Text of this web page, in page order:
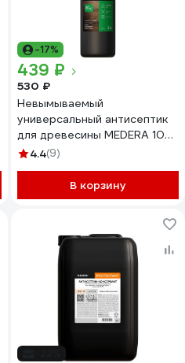
-17%
439 ₽
530 ₽
Невымываемый
универсальный антисептик
для древесины MEDERA 100
Concentrate 1 л 2007-1
4.4(9)
В корзину